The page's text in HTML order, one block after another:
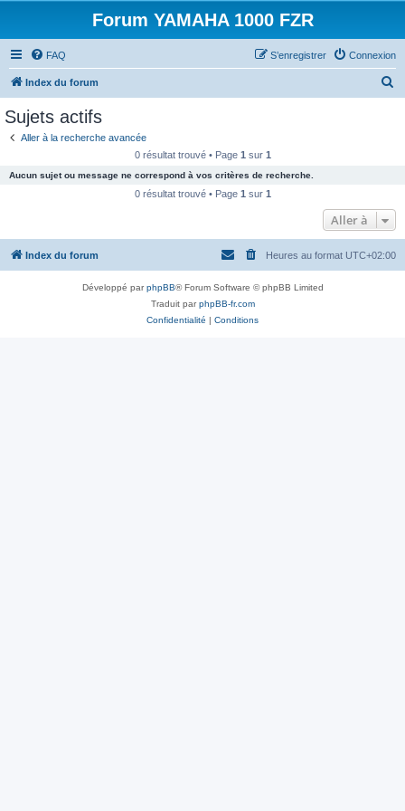
Forum YAMAHA 1000 FZR
FAQ Connexion
S’enregistrer
Index du forum
c
e
Sujets actifs
Aller à la recherche avancée
0 résultat trouvé • Page 1 sur 1
Aucun sujet ou message ne correspond à vos critères de recherche.
0 résultat trouvé • Page 1 sur 1
Aller à
Index du forum Heures au format UTC+02:00
Développé parphpBB® Forum Software © phpBB Limited
Traduit parphpBB-fr.com
Confidentialité | Conditions